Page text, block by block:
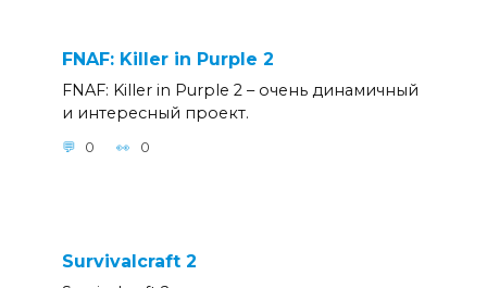
FNAF: Killer in Purple 2
FNAF: Killer in Purple 2 – очень динамичный
и интересный проект.
0 0
Survivalcraft 2